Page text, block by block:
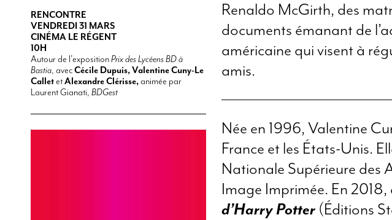
RENCONTRE
VENDREDI 31 MARS
CINÉMA LE RÉGENT
10H
Autour de l’expositionPrix des Lycéens BD à
Bastia, avecCécile Dupuis,Valentine Cuny-Le
CalletetAlexandre Clérisse,animée par
Laurent Gianati, BDGest
Renaldo McGirth, des
documents émanant de
américaine qui visent à
amis.
Née en 1996, Valentine
France et les États-Unis.
Nationale Supérieure des
Image Imprimée. En 2018,
d’Harry Potter (Éditions